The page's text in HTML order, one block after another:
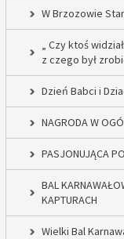
W Brzozowie
„ Czy ktoś
z czego był
Dzień Babci i
NAGRODA W
PASJONUJĄCA
BAL
KAPTURACH
Wielki Bal